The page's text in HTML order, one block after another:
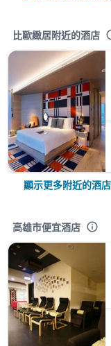
比歐緻居附近的酒店
顯示更多附近的酒店
高雄市便宜酒店